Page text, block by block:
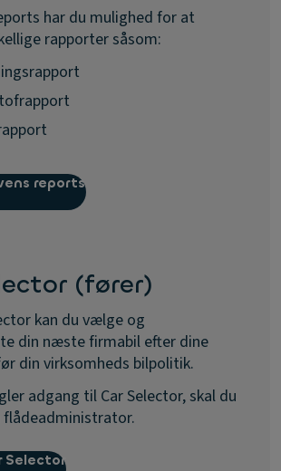
har du mulighed for at
rapporter såsom:
reports
(fører)
kan du vælge og
din næste firmabil efter dine
din virksomheds bilpolitik.
adgang til Car Selector, skal du
Selector